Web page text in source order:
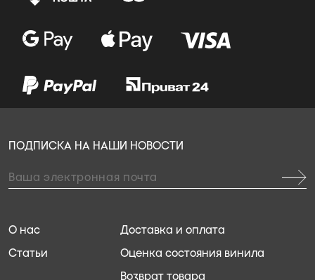
Доставка и оплата
Оценка состояния винила
Возврат товара
О нас
Статьи
ПОДПИСКА НА НАШИ НОВОСТИ